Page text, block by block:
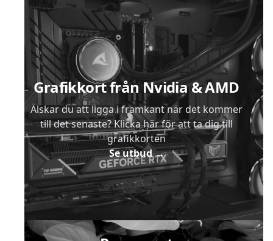
Grafikkort från Nvidia & AMD
Älskar du att ligga i framkant när det kommer
till det senaste? Klicka här för att ta dig till
grafikkorten
Se utbud→